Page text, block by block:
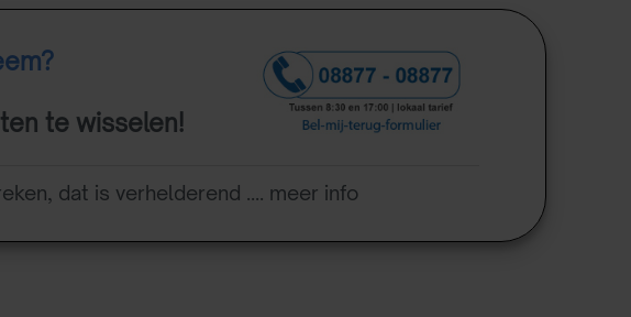
te wisselen!
dat is verhelderend .... meer info